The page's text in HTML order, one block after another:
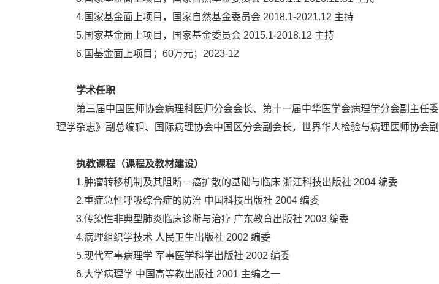
4.国家基金面上项目，国家自然基金委员会 2018.1-2021.12 主持
5.国家基金面上项目，国家基金委员会 2015.1-2018.12 主持
6.国基金面上项目；60万元；2023-12
学术任职
第三届中国医师协会病理科医师分会会长、第十一届中华医学会病理学分会副主
理学杂志》副总编辑、国际病理协会中国区分会副会长，世界华人检验与病理医师协会
执教课程（课程及教材建设）
1.肿瘤转移机制及其阻断－癌扩散的基础与临床 浙江科技出版社 2004 编委
2.重症急性呼吸综合症的防治 中国科技出版社 2004 编委
3.传染性非典型肺炎临床诊断与治疗 广东教育出版社 2003 编委
4.病理组织学技术 人民卫生出版社 2002 编委
5.现代军事病理学 军事医学科学出版社 2002 编委
6.大学病理学 中国高等教出版社 2001 主编之一